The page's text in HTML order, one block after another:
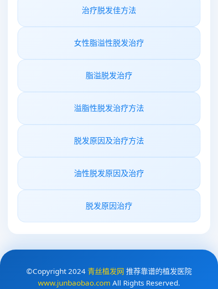
治疗脱发佳方法
女性脂溢性脱发治疗
脂溢脱发治疗
溢脂性脱发治疗方法
脱发原因及治疗方法
油性脱发原因及治疗
脱发原因治疗
©Copyright 2024 青丝植发网 推荐靠谱的植发医院
www.junbaobao.com All Rights Reserved.